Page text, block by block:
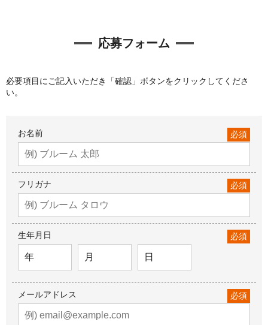
応募フォーム
必要項目にご記入いただき「確認」ボタンをクリックしてくださ
い。
お名前 必須
フリガナ 必須
生年月日 必須
メールアドレス 必須